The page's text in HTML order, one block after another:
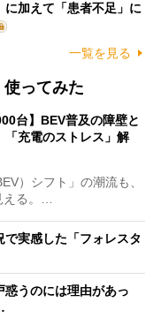
に加えて「患者不足」に
一覧を見る
ってみた
台】BEV普及の障壁と
「充電のストレス」解
）シフト」の潮流も、
る。…
で実感した「フォレスタ
うのには理由があっ